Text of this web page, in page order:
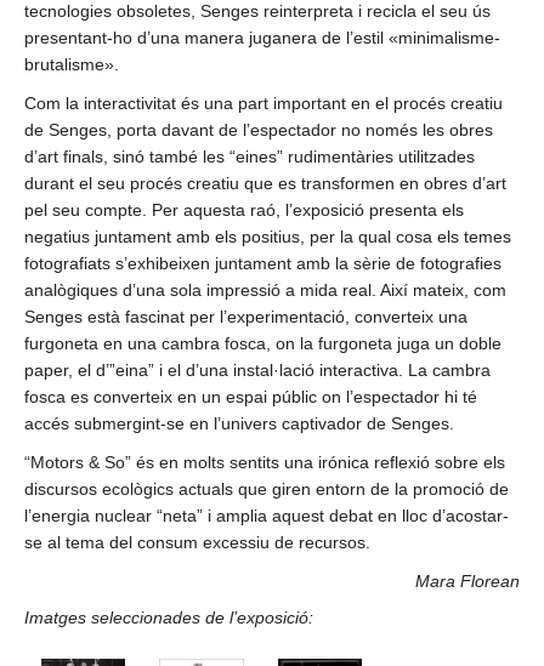
tecnologies obsoletes, Senges reinterpreta i recicla el seu ús
presentant-ho d’una manera juganera de l’estil «minimalisme-
brutalisme».
Com la interactivitat és una part important en el procés creatiu
de Senges, porta davant de l’espectador no només les obres
d’art finals, sinó també les “eines” rudimentàries utilitzades
durant el seu procés creatiu que es transformen en obres d’art
pel seu compte. Per aquesta raó, l’exposició presenta els
negatius juntament amb els positius, per la qual cosa els temes
fotografiats s’exhibeixen juntament amb la sèrie de fotografies
analògiques d’una sola impressió a mida real. Així mateix, com
Senges està fascinat per l’experimentació, converteix una
furgoneta en una cambra fosca, on la furgoneta juga un doble
paper, el d’”eina” i el d’una instal·lació interactiva. La cambra
fosca es converteix en un espai públic on l’espectador hi té
accés submergint-se en l’univers captivador de Senges.
“Motors & So” és en molts sentits una irónica reflexió sobre els
discursos ecològics actuals que giren entorn de la promoció de
l’energia nuclear “neta” i amplia aquest debat en lloc d’acostar-
se al tema del consum excessiu de recursos.
Mara Florean
Imatges seleccionades de l’exposició: